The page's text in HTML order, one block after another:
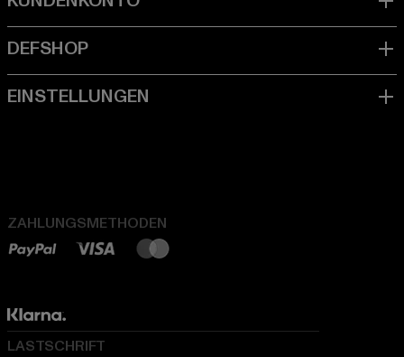
ZAHLUNGSMETHODEN
LASTSCHRIFT